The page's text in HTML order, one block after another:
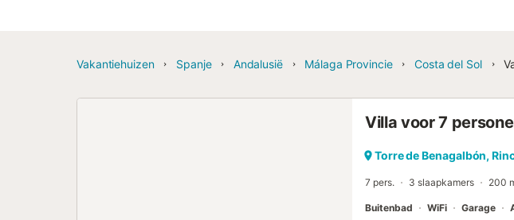
Vakantiehuizen Spanje Andalusië Málaga Provincie Costa del Sol
Villa voor 7
Torre de Benagalbón,
7 pers. 3 slaapkamers 200
Buitenbad WiFi Garage